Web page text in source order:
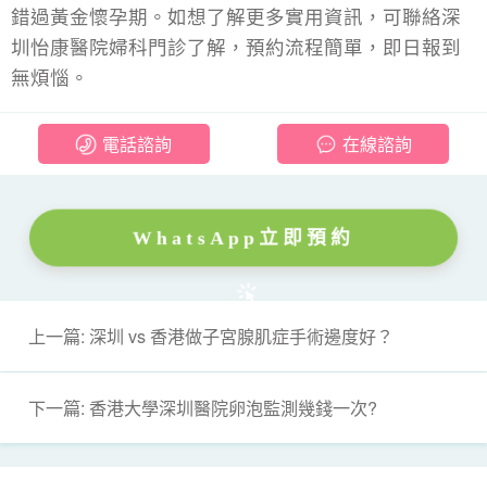
錯過黃金懷孕期。如想了解更多實用資訊，可聯絡深
圳怡康醫院婦科門診了解，預約流程簡單，即日報到
無煩惱。
電話諮詢 在線諮詢
WhatsApp立即預約
上一篇: 深圳 vs 香港做子宮腺肌症手術邊度好？
下一篇: 香港大學深圳醫院卵泡監測幾錢一次?